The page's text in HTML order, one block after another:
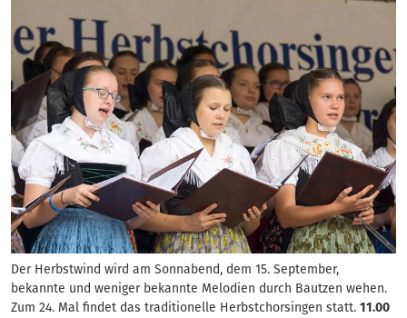
Der Herbstwind wird am Sonnabend, dem 15. September,
bekannte und weniger bekannte Melodien durch Bautzen wehen.
Zum 24. Mal findet das traditionelle Herbstchorsingen statt. 11.00